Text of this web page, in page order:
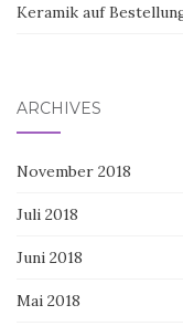
Keramik auf
ARCHIVES
November 2018
Juli 2018
Juni 2018
Mai 2018